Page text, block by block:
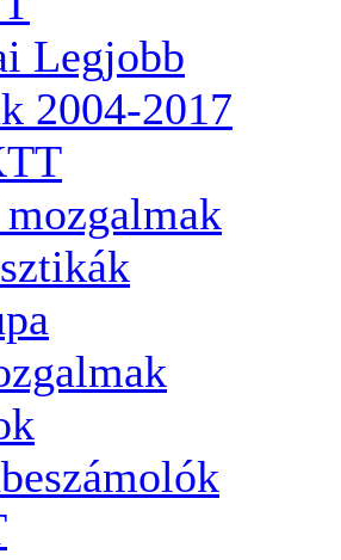
Legjobb
2004-2017